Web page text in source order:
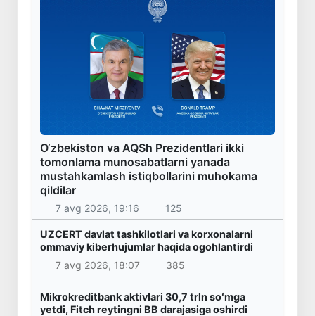
O‘zbekiston va AQSh Prezidentlari ikki
tomonlama munosabatlarni yanada
mustahkamlash istiqbollarini muhokama
qildilar
7 avg 2026, 19:16 125
UZCERT davlat tashkilotlari va korxonalarni
ommaviy kiberhujumlar haqida ogohlantirdi
7 avg 2026, 18:07
385
Mikrokreditbank aktivlari 30,7 trln soʻmga
yetdi, Fitch reytingni BB darajasiga oshirdi